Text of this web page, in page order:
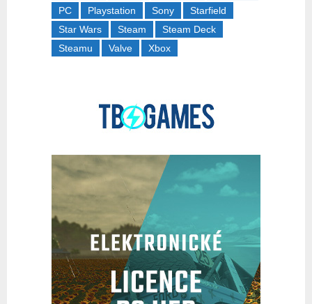
PC
Playstation Sony
Starfield
Star Wars
Steam
Steam Deck
Steamu
Valve Xbox